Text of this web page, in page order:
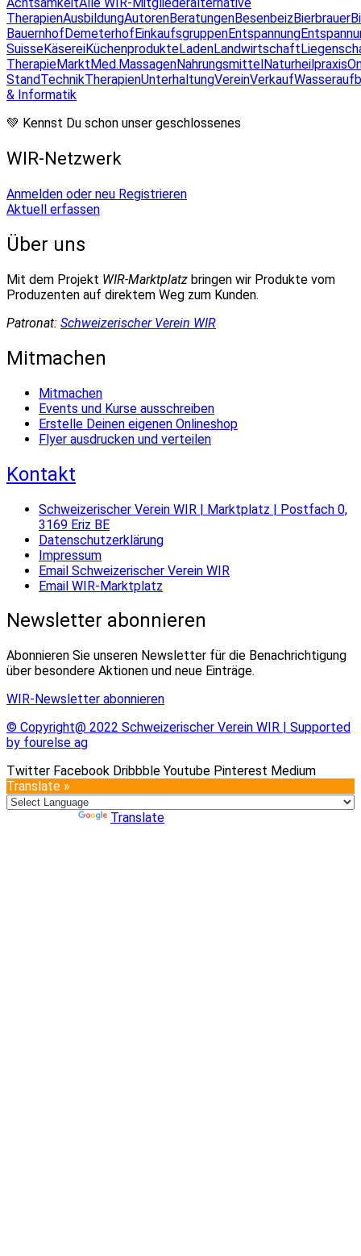
TherapienAusbildungAutorenBeratungenBesenbeizBierbrauer
BauernhofDemeterhofEinkaufsgruppenEntspannung
SuisseKäsereiKüchenprodukteLadenLandwirtschaft
TherapieMarktMed.MassagenNahrungsmittelNaturheilpraxis
StandTechnikTherapienUnterhaltungVereinVerkauf
& Informatik
💚 Kennst Du schon unser geschlossenes
WIR-Netzwerk
Anmelden oder neu Registrieren
Aktuell erfassen
Über uns
Mit dem Projekt WIR-Marktplatz bringen wir Produkte vom
Produzenten auf direktem Weg zum Kunden.
Patronat: Schweizerischer Verein WIR
Mitmachen
Mitmachen
Events und Kurse ausschreiben
Erstelle Deinen eigenen Onlineshop
Flyer ausdrucken und verteilen
Kontakt
Schweizerischer Verein WIR | Marktplatz | Postfach 0,
3169 Eriz BE
Datenschutzerklärung
Impressum
Email Schweizerischer Verein WIR
Email WIR-Marktplatz
Newsletter abonnieren
Abonnieren Sie unseren Newsletter für die Benachrichtigung
über besondere Aktionen und neue Einträge.
WIR-Newsletter abonnieren
© Copyright@ 2022 Schweizerischer Verein WIR | Supported
by fourelse ag
Twitter Facebook Dribbble Youtube Pinterest Medium
Translate »
Translate